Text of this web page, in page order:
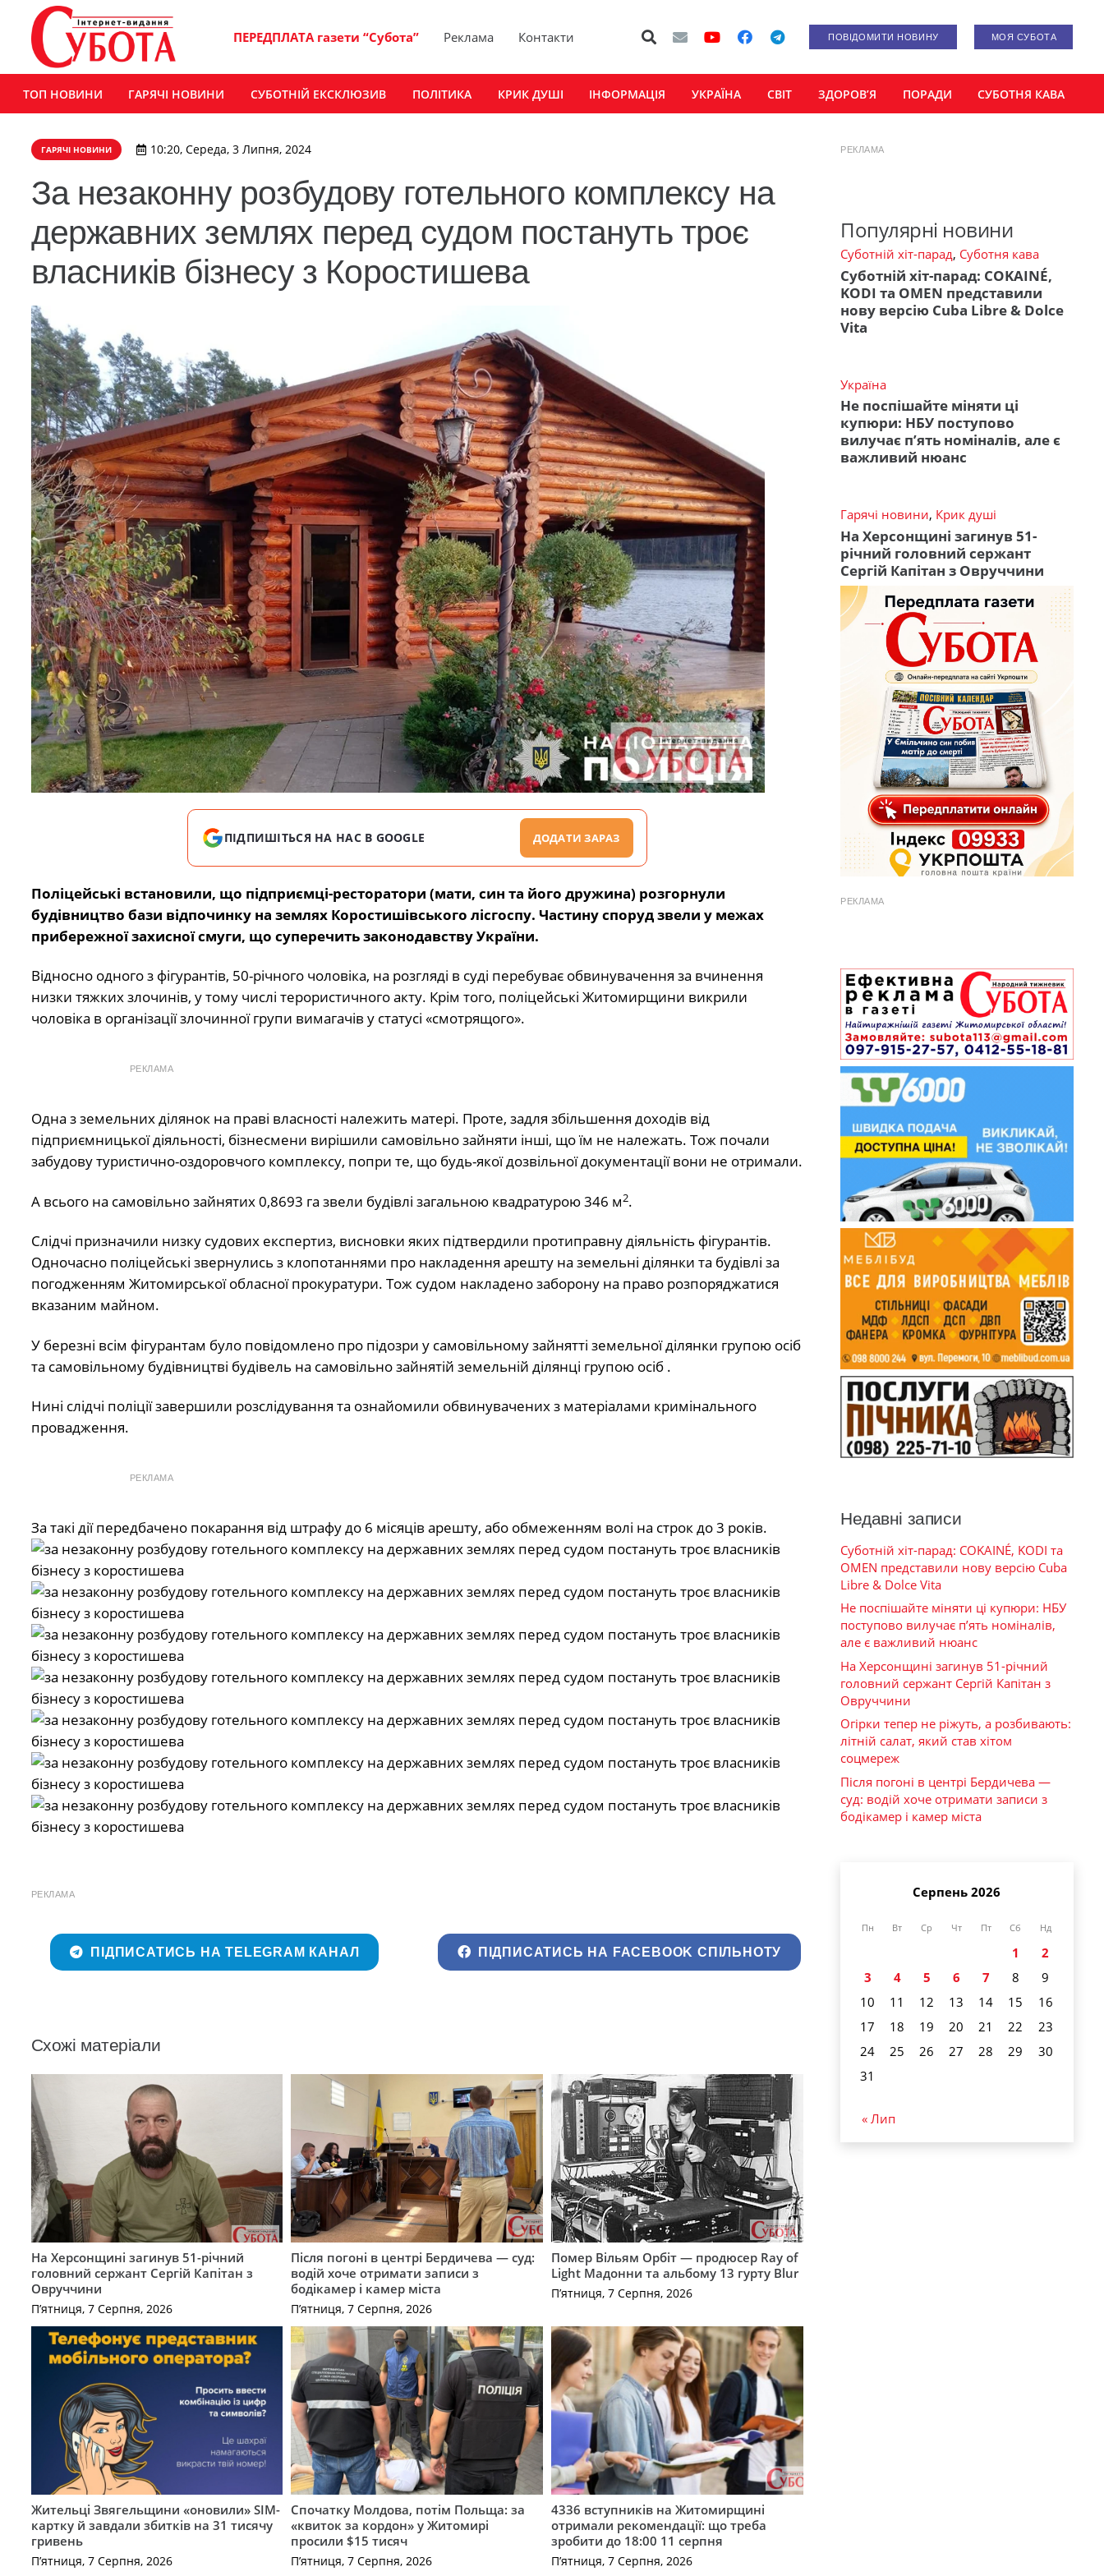
ПЕРЕДПЛАТА газети “Субота” Реклама Контакти ПОВІДОМИТИ НОВИНУ МОЯ СУБОТА
ТОП НОВИНИ ГАРЯЧІ НОВИНИ СУБОТНІЙ ЕКСКЛЮЗИВ ПОЛІТИКА КРИК ДУШІ ІНФОРМАЦІЯ УКРАЇНА СВІТ ЗДОРОВ’Я ПОРАДИ СУБОТНЯ КАВА
ГАРЯЧІ НОВИНИ 10:20, Середа, 3 Липня, 2024
За незаконну розбудову готельного комплексу на
державних землях перед судом постануть троє
власників бізнесу з Коростишева
ПІДПИШІТЬСЯ НА НАС В GOOGLE ДОДАТИ ЗАРАЗ
Поліцейські встановили, що підприємці-ресторатори (мати, син та його дружина) розгорнули
будівництво бази відпочинку на землях Коростишівського лісгоспу. Частину споруд звели у межах
прибережної захисної смуги, що суперечить законодавству України.
Відносно одного з фігурантів, 50-річного чоловіка, на розгляді в суді перебуває обвинувачення за вчинення
низки тяжких злочинів, у тому числі терористичного акту. Крім того, поліцейські Житомирщини викрили
чоловіка в організації злочинної групи вимагачів у статусі «смотрящого».
РЕКЛАМА
Одна з земельних ділянок на праві власності належить матері. Проте, задля збільшення доходів від
підприємницької діяльності, бізнесмени вирішили самовільно зайняти інші, що їм не належать. Тож почали
забудову туристично-оздоровчого комплексу, попри те, що будь-якої дозвільної документації вони не отримали.
А всього на самовільно зайнятих 0,8693 га звели будівлі загальною квадратурою 346 м2.
Слідчі призначили низку судових експертиз, висновки яких підтвердили протиправну діяльність фігурантів.
Одночасно поліцейські звернулись з клопотаннями про накладення арешту на земельні ділянки та будівлі за
погодженням Житомирської обласної прокуратури. Тож судом накладено заборону на право розпоряджатися
вказаним майном.
У березні всім фігурантам було повідомлено про підозри у самовільному зайнятті земельної ділянки групою осіб
та самовільному будівництві будівель на самовільно зайнятій земельній ділянці групою осіб .
Нині слідчі поліції завершили розслідування та ознайомили обвинувачених з матеріалами кримінального
провадження.
РЕКЛАМА
За такі дії передбачено покарання від штрафу до 6 місяців арешту, або обмеженням волі на строк до 3 років.
РЕКЛАМА
ПІДПИСАТИСЬ НА TELEGRAM КАНАЛ ПІДПИСАТИСЬ НА FACEBOOK СПІЛЬНОТУ
Схожі матеріали
На Херсонщині загинув 51-річний
головний сержант Сергій Капітан з
Овруччини
П’ятниця, 7 Серпня, 2026
Після погоні в центрі Бердичева — суд:
водій хоче отримати записи з
бодікамер і камер міста
П’ятниця, 7 Серпня, 2026
Помер Вільям Орбіт — продюсер Ray of
Light Мадонни та альбому 13 гурту Blur
П’ятниця, 7 Серпня, 2026
Жительці Звягельщини «оновили» SIM-
картку й завдали збитків на 31 тисячу
гривень
П’ятниця, 7 Серпня, 2026
Спочатку Молдова, потім Польща: за
«квиток за кордон» у Житомирі
просили $15 тисяч
П’ятниця, 7 Серпня, 2026
4336 вступників на Житомирщині
отримали рекомендації: що треба
зробити до 18:00 11 серпня
П’ятниця, 7 Серпня, 2026
РЕКЛАМА
Популярні новини
Суботній хіт-парад, Суботня кава
Суботній хіт-парад: COKAINÉ,
KODI та OMEN представили
нову версію Cuba Libre & Dolce
Vita
Україна
Не поспішайте міняти ці
купюри: НБУ поступово
вилучає п’ять номіналів, але є
важливий нюанс
Гарячі новини, Крик душі
На Херсонщині загинув 51-
річний головний сержант
Сергій Капітан з Овруччини
РЕКЛАМА
Недавні записи
Суботній хіт-парад: COKAINÉ, KODI та
OMEN представили нову версію Cuba
Libre & Dolce Vita
Не поспішайте міняти ці купюри: НБУ
поступово вилучає п’ять номіналів,
але є важливий нюанс
На Херсонщині загинув 51-річний
головний сержант Сергій Капітан з
Овруччини
Огірки тепер не ріжуть, а розбивають:
літній салат, який став хітом
соцмереж
Після погоні в центрі Бердичева —
суд: водій хоче отримати записи з
бодікамер і камер міста
Серпень 2026
Пн Вт Ср Чт Пт Сб Нд
1
2
3
4 5 6 7 8
9
10
11 12 13 14 15
16
17
18 19 20 21 22
23
24
25 26 27 28 29
30
31
« Лип